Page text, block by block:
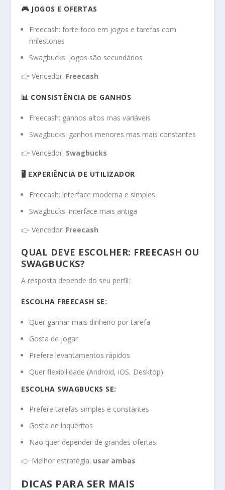
🎮 JOGOS E OFERTAS
Freecash: forte foco em jogos e tarefas com
milestones
Swagbucks: jogos são secundários
👉 Vencedor: Freecash
📊 CONSISTÊNCIA DE GANHOS
Freecash: ganhos altos mas variáveis
Swagbucks: ganhos menores mas mais constantes
👉 Vencedor: Swagbucks
🖥️ EXPERIÊNCIA DE UTILIZADOR
Freecash: interface moderna e simples
Swagbucks: interface mais antiga
👉 Vencedor: Freecash
QUAL DEVE ESCOLHER: FREECASH OU
SWAGBUCKS?
A resposta depende do seu perfil:
ESCOLHA FREECASH SE:
Quer ganhar mais dinheiro por tarefa
Gosta de jogar
Prefere levantamentos rápidos
Quer flexibilidade (Android, iOS, Desktop)
ESCOLHA SWAGBUCKS SE:
Prefere tarefas simples e constantes
Gosta de inquéritos
Não quer depender de grandes ofertas
👉 Melhor estratégia: usar ambas
DICAS PARA SER MAIS